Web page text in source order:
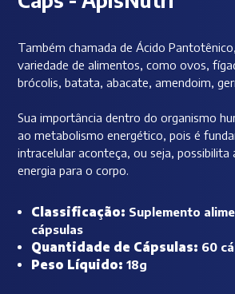
Também chamada de Ácido
variedade de alimentos, como ovos,
brócolis, batata, abacate, amendoim,
Sua importância dentro do organismo
ao metabolismo energético, pois é
intracelular aconteça, ou seja,
energia para o corpo.
Classificação: Suplemento
cápsulas
Quantidade de Cápsulas: 60
Peso Líquido: 18g